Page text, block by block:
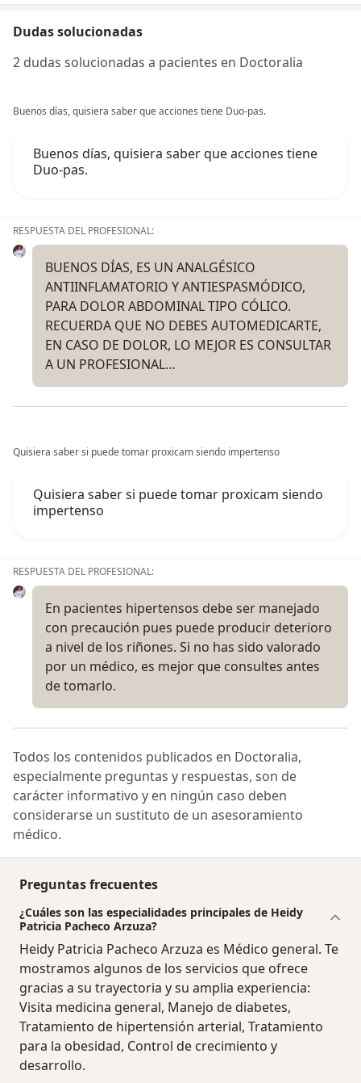
Dudas solucionadas
2 dudas solucionadas a pacientes en Doctoralia
Buenos días, quisiera saber que acciones tiene Duo-pas.
Buenos días, quisiera saber que acciones tiene
Duo-pas.
RESPUESTA DEL PROFESIONAL:
BUENOS DÍAS, ES UN ANALGÉSICO
ANTIINFLAMATORIO Y ANTIESPASMÓDICO,
PARA DOLOR ABDOMINAL TIPO CÓLICO.
RECUERDA QUE NO DEBES AUTOMEDICARTE,
EN CASO DE DOLOR, LO MEJOR ES CONSULTAR
A UN PROFESIONAL…
Quisiera saber si puede tomar proxicam siendo impertenso
Quisiera saber si puede tomar proxicam siendo
impertenso
RESPUESTA DEL PROFESIONAL:
En pacientes hipertensos debe ser manejado
con precaución pues puede producir deterioro
a nivel de los riñones. Si no has sido valorado
por un médico, es mejor que consultes antes
de tomarlo.
Todos los contenidos publicados en Doctoralia,
especialmente preguntas y respuestas, son de
carácter informativo y en ningún caso deben
considerarse un sustituto de un asesoramiento
médico.
Preguntas frecuentes
¿Cuáles son las especialidades principales de Heidy
Patricia Pacheco Arzuza?
Heidy Patricia Pacheco Arzuza es Médico general. Te
mostramos algunos de los servicios que ofrece
gracias a su trayectoria y su amplia experiencia:
Visita medicina general, Manejo de diabetes,
Tratamiento de hipertensión arterial, Tratamiento
para la obesidad, Control de crecimiento y
desarrollo.